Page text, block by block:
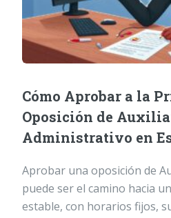
Cómo Aprobar a la
Oposición de
Administrativo en
Aprobar una oposición de
puede ser el camino hacia
estable, con horarios fijos,